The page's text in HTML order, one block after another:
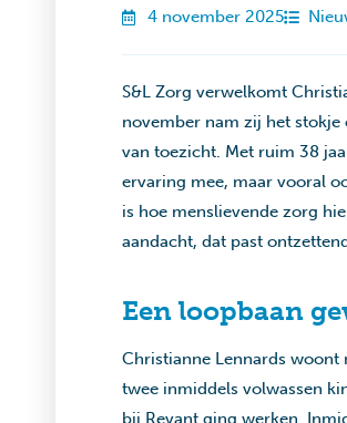
4 november 2025
S&L Zorg verwelkomt
november nam zij het stokje
van toezicht. Met ruim 38
ervaring mee, maar vooral
is hoe menslievende zorg
aandacht, dat past
Een loopbaan
Christianne Lennards woont
twee inmiddels volwassen
bij Revant ging werken.